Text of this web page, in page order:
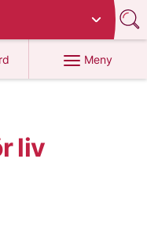
Meny
liv